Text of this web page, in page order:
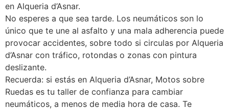
en Alqueria d’Asnar.
No esperes a que sea tarde. Los neumáticos son lo
único que te une al asfalto y una mala adherencia puede
provocar accidentes, sobre todo si circulas por Alqueria
d’Asnar con tráfico, rotondas o zonas con pintura
deslizante.
Recuerda: si estás en Alqueria d’Asnar, Motos sobre
Ruedas es tu taller de confianza para cambiar
neumáticos, a menos de media hora de casa. Te